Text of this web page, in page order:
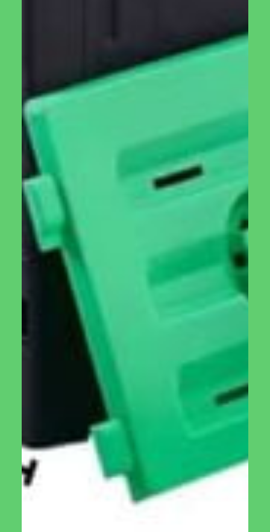
שלך?
מוזמנים להיכנס לכתבה המקיפה שהכנו על
מוצרים קשורים
כפות איסוף לגינה קומפוסטר 420 ליטר
הוספה לסל
חממה ביתית מיתוס מזמרה 130DX ARS
130.00